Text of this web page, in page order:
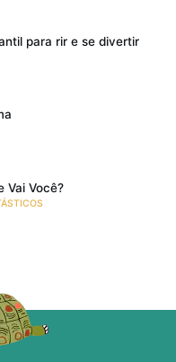
para rir e se divertir
Vai Você?